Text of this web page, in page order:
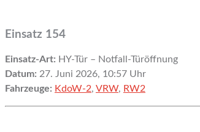
Einsatz 154
Einsatz-Art: HY-Tür – Notfall-Türöffnung
Datum: 27. Juni 2026, 10:57 Uhr
Fahrzeuge: KdoW-2, VRW, RW2